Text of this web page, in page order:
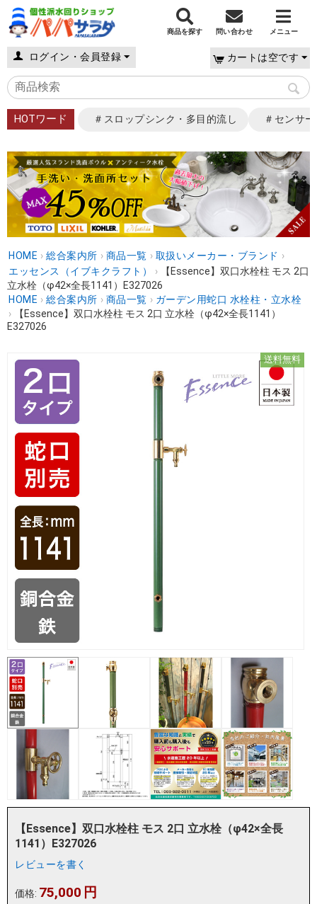
商品を探す 問い合わせ メニュー
ログイン・会員登録 カートは空です
HOTワード ＃スロップシンク・多目的流し ＃センサ
HOME › 総合案内所 › 商品一覧 › 取扱いメーカー・ブランド ›
エッセンス（イブキクラフト）
›
【Essence】双口水栓柱 モス 2口
立水栓（φ42×全長1141）E327026
HOME › 総合案内所 › 商品一覧 › ガーデン用蛇口 水栓柱・立水栓
›
【Essence】双口水栓柱 モス 2口 立水栓（φ42×全長1141）
E327026
送料無料
【Essence】双口水栓柱 モス 2口 立水栓（φ42×全長
1141）E327026
レビューを書く
価格: 75,000 円